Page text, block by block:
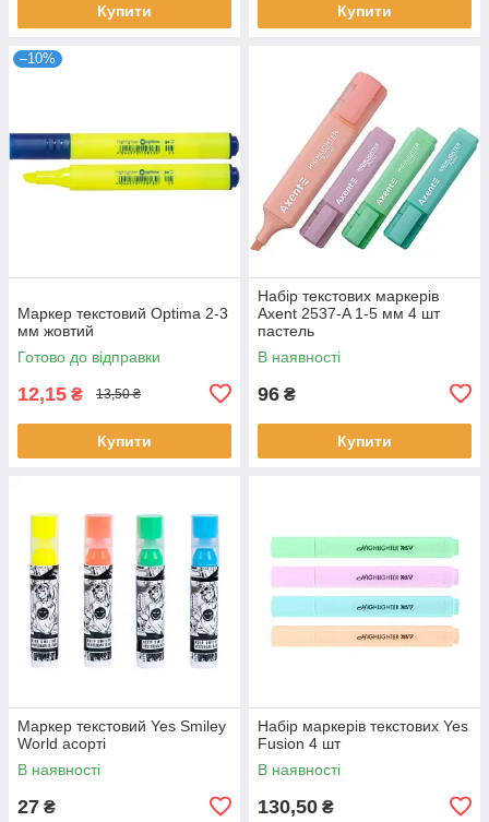
Купити Купити
–10%
Маркер текстовий Optima 2-3
мм жовтий
Готово до відправки
12,15 ₴ 13,50 ₴
Купити
Набір текстових маркерів
Axent 2537-A 1-5 мм 4 шт
пастель
В наявності
96 ₴
Купити
Маркер текстовий Yes Smiley
World асорті
В наявності
27 ₴
Набір маркерів текстових Yes
Fusion 4 шт
В наявності
130,50 ₴